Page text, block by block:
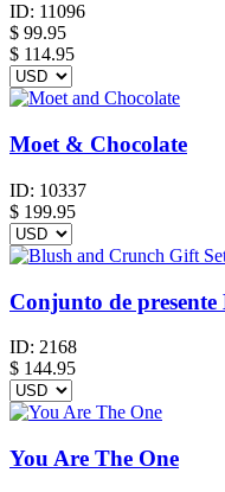
ID: 11096
$ 99.95
$ 114.95
Moet & Chocolate
ID: 10337
$ 199.95
Conjunto de
ID: 2168
$ 144.95
You Are The One